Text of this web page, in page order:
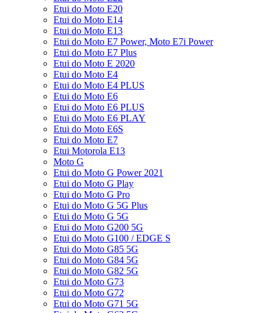
Etui do Moto E20
Etui do Moto E14
Etui do Moto E13
Etui do Moto E7 Power, Moto E7i Power
Etui do Moto E7 Plus
Etui do Moto E 2020
Etui do Moto E4
Etui do Moto E4 PLUS
Etui do Moto E6
Etui do Moto E6 PLUS
Etui do Moto E6 PLAY
Etui do Moto E6S
Etui do Moto E7
Etui Motorola E13
Moto G
Etui do Moto G Power 2021
Etui do Moto G Play
Etui do Moto G Pro
Etui do Moto G 5G Plus
Etui do Moto G 5G
Etui do Moto G200 5G
Etui do Moto G100 / EDGE S
Etui do Moto G85 5G
Etui do Moto G84 5G
Etui do Moto G82 5G
Etui do Moto G73
Etui do Moto G72
Etui do Moto G71 5G